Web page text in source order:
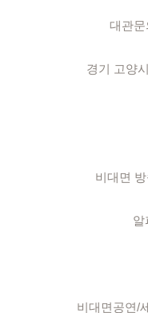
대관문
경기 고양
비대면
알
비대면공연/